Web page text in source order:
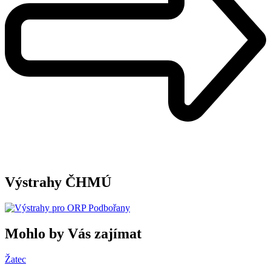
Výstrahy ČHMÚ
Mohlo by Vás zajímat
Žatec